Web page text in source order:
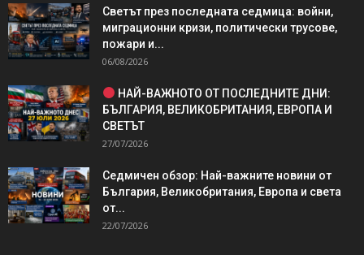
Светът през последната седмица: войни,
миграционни кризи, политически трусове,
пожари и...
06/08/2026
НАЙ-ВАЖНОТО ОТ ПОСЛЕДНИТЕ ДНИ:
БЪЛГАРИЯ, ВЕЛИКОБРИТАНИЯ, ЕВРОПА И
СВЕТЪТ
27/07/2026
Седмичен обзор: Най-важните новини от
България, Великобритания, Европа и света
от...
22/07/2026